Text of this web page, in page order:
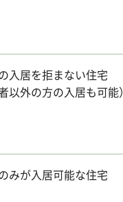
入居を拒まない住宅
以外の方の入居も可能）
みが入居可能な住宅